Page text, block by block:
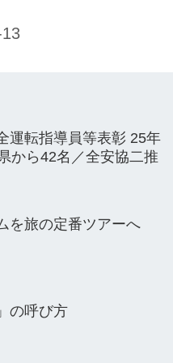
同日には施設内でお披
れ、電動二輪車の施設
とを発表。周辺の居住
る人たちに向けた遊び
運転指導員等表彰 25年
から42名／全安協二推
を旅の定番ツアーへ
の呼び方